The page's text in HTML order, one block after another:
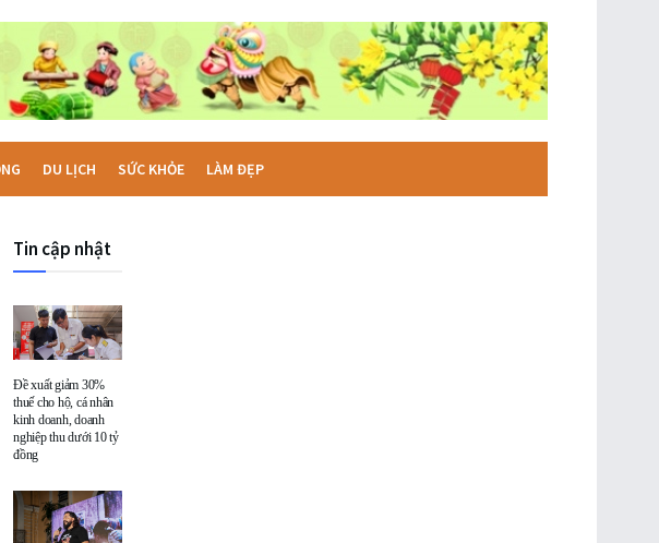
DU LỊCH SỨC KHỎE LÀM ĐẸP
Tin cập nhật
Đề xuất giảm 30%
thuế cho hộ, cá nhân
kinh doanh, doanh
nghiệp thu dưới 10 tỷ
đồng